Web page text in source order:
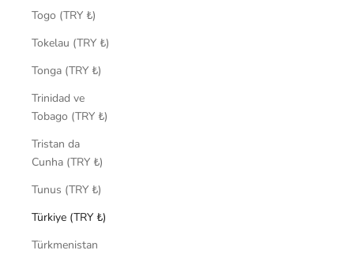
Togo (TRY ₺)
Tokelau (TRY ₺)
Tonga (TRY ₺)
Trinidad ve
Tobago (TRY ₺)
Tristan da
Cunha (TRY ₺)
Tunus (TRY ₺)
Türkiye (TRY ₺)
Türkmenistan